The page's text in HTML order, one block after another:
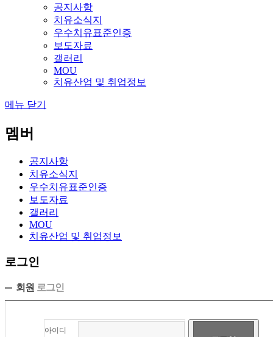
공지사항
치유소식지
우수치유표준인증
보도자료
갤러리
MOU
치유산업 및 취업정보
메뉴 닫기
멤버
공지사항
치유소식지
우수치유표준인증
보도자료
갤러리
MOU
치유산업 및 취업정보
로그인
회원 로그인
아이디